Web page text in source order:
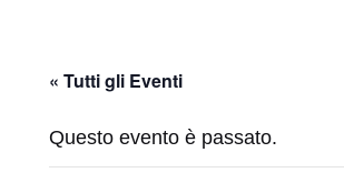
« Tutti gli Eventi
Questo evento è passato.